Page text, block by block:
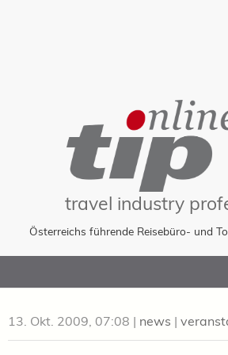
travel industry
Österreichs führende Reisebüro- und
to
13. Okt. 2009, 07:08 | news |